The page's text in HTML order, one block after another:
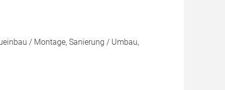
/ Montage, Sanierung / Umbau,